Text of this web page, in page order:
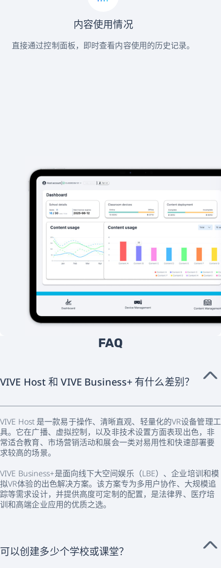
内容使用情况
直接通过控制面板，即时查看内容使用的历史记录。
FAQ
VIVE Host 和 VIVE Business+ 有什么差别？
VIVE Host 是一款易于操作、清晰直观、轻量化的VR设备管理工
具。它在广播、虚拟控制，以及非技术设置方面表现出色，非
常适合教育、市场营销活动和展会一类对易用性和快速部署要
求较高的场景。
VIVE Business+是面向线下大空间娱乐（LBE）、企业培训和模
拟VR体验的出色解决方案。该方案专为多用户协作、大规模追
踪等需求设计，并提供高度可定制的配置，是法律界、医疗培
训和高端企业应用的优质之选。
可以创建多少个学校或课堂？